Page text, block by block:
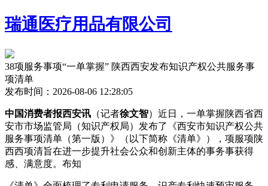
瑞通医疗用品有限公司
38项服务事项“一单掌握” 陕西西安发布知识产权公共服务事
项清单
发布时间：2026-08-06 12:28:05
中国消费者报西安讯 （记者徐文智）近日，一单掌握陕西省西
安市市场监管局（知识产权局）发布了《西安市知识产权公共
服务事项清单（第一版）》（以下简称《清单》），项服项陕
西西项清旨在进一步提升社会公众和创新主体的事务事获得
感、满意度。布知